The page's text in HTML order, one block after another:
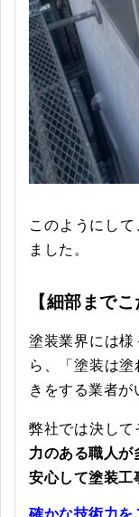
このようにし
ました。
【細部まで
塗装業界には
ら、「塗装は
きをする業者が
弊社では決して
力のある職人が
安心して塗装工
確かな技術力を